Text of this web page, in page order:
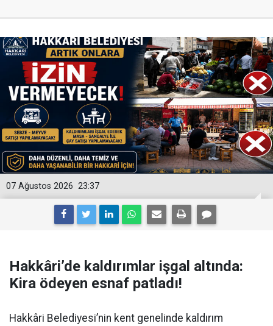
23:37
07 Ağustos 2026
Hakkâri’de kaldırımlar işgal altında:
Kira ödeyen esnaf patladı!
Hakkâri Belediyesi’nin kent genelinde kaldırım